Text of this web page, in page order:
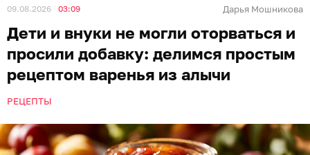
09.08.2026 03:09 Дарья Мошникова
Дети и внуки не могли оторваться и
просили добавку: делимся простым
рецептом варенья из алычи
РЕЦЕПТЫ